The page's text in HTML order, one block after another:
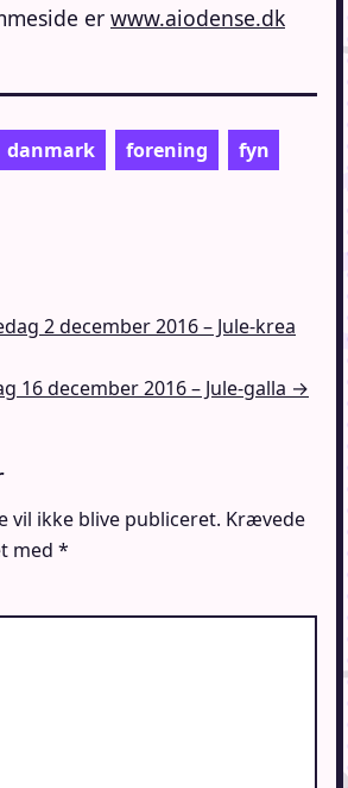
er www.aiodense.dk
danmark forening
fyn
2 december 2016 – Jule-krea
16 december 2016 – Jule-galla →
vil ikke blive publiceret. Krævede
med *